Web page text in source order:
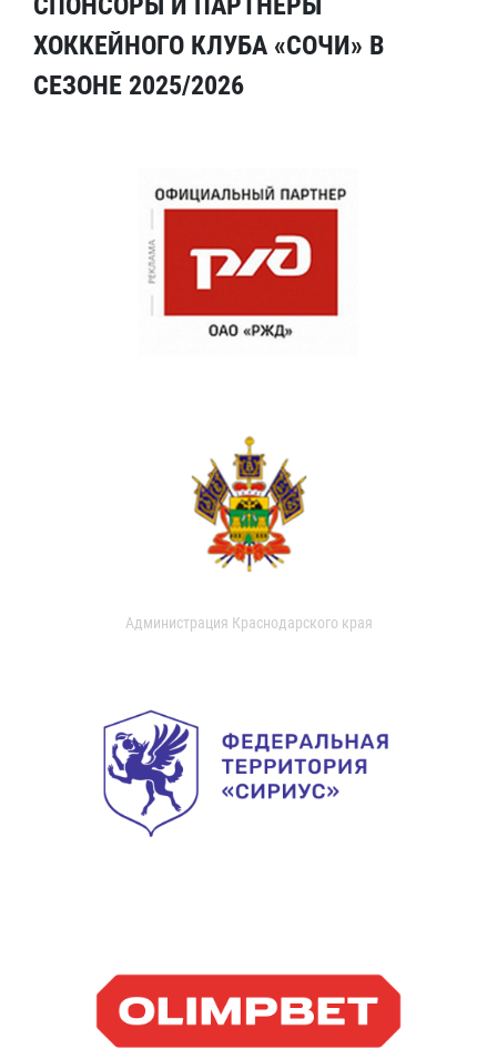
ХОККЕЙНОГО КЛУБА «СОЧИ» В
СЕЗОНЕ 2025/2026
Администрация Краснодарского края